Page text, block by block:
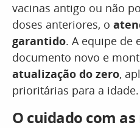
vacinas antigo ou não
doses anteriores, o
garantido. A equipe de
documento novo e
atualização do zero,
prioritárias para a idade.
O cuidado com